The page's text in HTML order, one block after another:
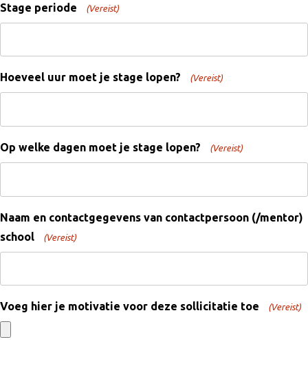
Stage periode (Vereist)
Hoeveel uur moet je stage lopen? (Vereist)
Op welke dagen moet je stage lopen? (Vereist)
Naam en contactgegevens van contactpersoon (/mentor)
school
(Vereist)
Voeg hier je motivatie voor deze sollicitatie toe (Vereist)